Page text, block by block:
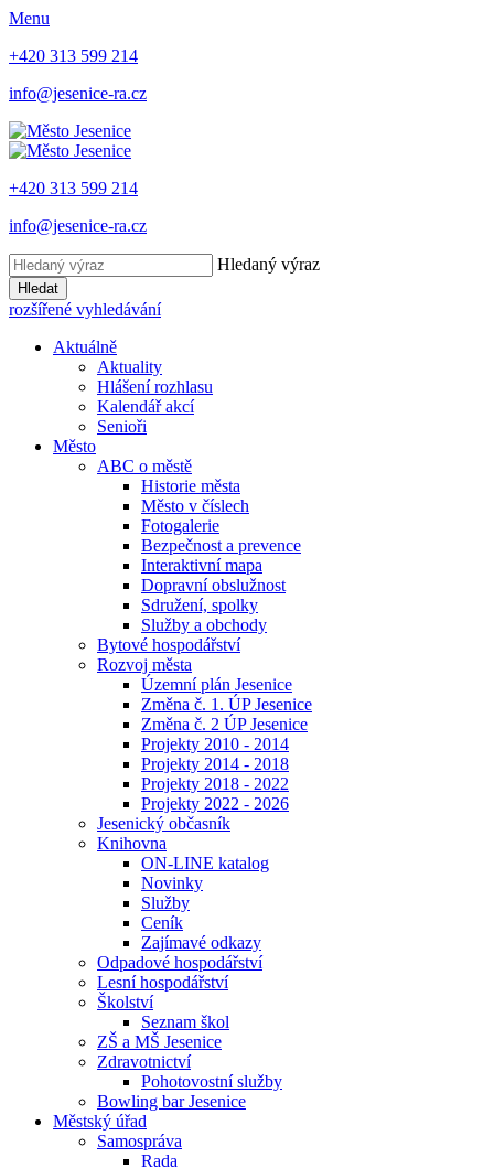
Menu
+420 313 599 214
info@jesenice-ra.cz
+420 313 599 214
info@jesenice-ra.cz
Hledaný výraz
Hledat
rozšířené vyhledávání
Aktuálně
Aktuality
Hlášení rozhlasu
Kalendář akcí
Senioři
Město
ABC o městě
Historie města
Město v číslech
Fotogalerie
Bezpečnost a prevence
Interaktivní mapa
Dopravní obslužnost
Sdružení, spolky
Služby a obchody
Bytové hospodářství
Rozvoj města
Územní plán Jesenice
Změna č. 1. ÚP Jesenice
Změna č. 2 ÚP Jesenice
Projekty 2010 - 2014
Projekty 2014 - 2018
Projekty 2018 - 2022
Projekty 2022 - 2026
Jesenický občasník
Knihovna
ON-LINE katalog
Novinky
Služby
Ceník
Zajímavé odkazy
Odpadové hospodářství
Lesní hospodářství
Školství
Seznam škol
ZŠ a MŠ Jesenice
Zdravotnictví
Pohotovostní služby
Bowling bar Jesenice
Městský úřad
Samospráva
Rada